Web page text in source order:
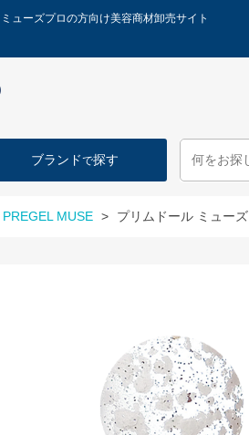
ューズプロの方向け美容商材卸売サイト
ブランドで探す
PREGEL MUSE > プリムドール ミューズ